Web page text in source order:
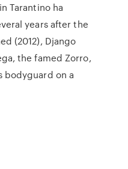
Tarantino ha
years after the
(2012), Django
the famed Zorro,
bodyguard on a